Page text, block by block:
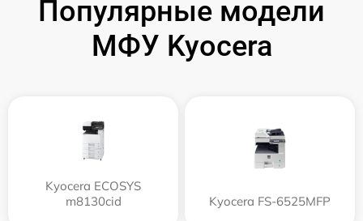
Популярные модели
МФУ Kyocera
Kyocera ECOSYS
m8130cid
Kyocera FS-6525MFP